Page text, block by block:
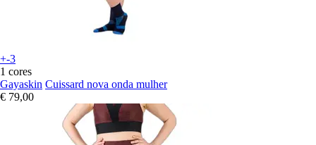
+-3
1 cores
Gayaskin Cuissard nova onda mulher
€ 79,00